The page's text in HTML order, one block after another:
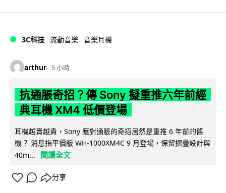
3C科技 流動音樂 音樂耳機
arthur 5 小時
抗通脹奇招？傳 Sony 擬重推六年前經
典耳機 XM4 低價登場
耳機越賣越貴，Sony 應對通脹的奇招居然是重推 6 年前的舊
機？ 消息指平價版 WH-1000XM4C 9 月登場，保留摺疊設計與
40m...
閱讀全文
分享